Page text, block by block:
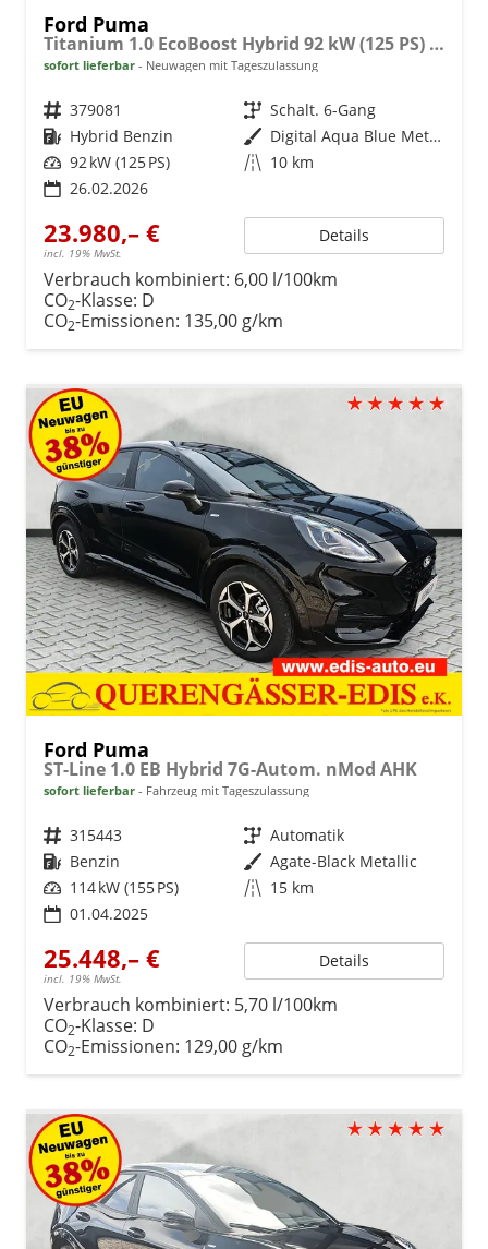
Ford Puma
Titanium 1.0 EcoBoost Hybrid 92 kW (125 PS) Lenkradheizung, Sitzheizung, DAB, Navigationssystem, Radio, Apple CarPlay, Android Auto, Einparkhilfe hinten, Rückfahrkamera, Verkehrsschild-Erkennungssystem, 17"-LM-Felgen, uvm.
sofort lieferbar Neuwagen mit Tageszulassung
Fahrzeugnr. 379081 Getriebe Schalt. 6-Gang
Kraftstoff Hybrid Benzin Außenfarbe
Digital Aqua Blue Metallic
Leistung 92 kW (125 PS) Kilometerstand 10 km
26.02.2026
23.980,– €
incl. 19% MwSt.
Details
Verbrauch kombiniert: 6,00 l/100km
CO2-Klasse: D
CO2-Emissionen: 135,00 g/km
Ford Puma
ST-Line 1.0 EB Hybrid 7G-Autom. nMod AHK
sofort lieferbar Fahrzeug mit Tageszulassung
Fahrzeugnr. 315443 Getriebe Automatik
Kraftstoff Benzin Außenfarbe Agate-Black Metallic
Leistung 114 kW (155 PS) Kilometerstand 15 km
01.04.2025
25.448,– €
incl. 19% MwSt.
Details
Verbrauch kombiniert: 5,70 l/100km
CO2-Klasse: D
CO2-Emissionen: 129,00 g/km